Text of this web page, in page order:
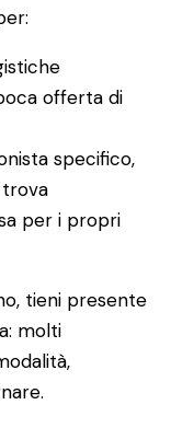
offerta di
specifico,
per i propri
tieni presente
molti